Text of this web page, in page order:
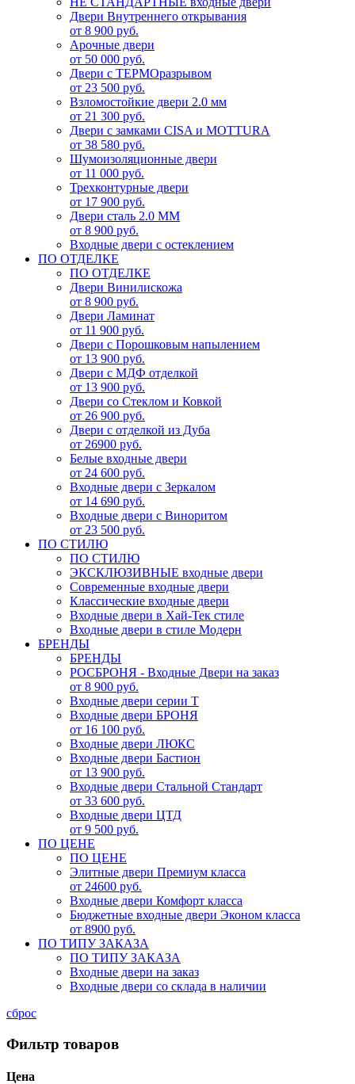
Двери Внутреннего открывания
от 8 900 руб.
Арочные двери
от 50 000 руб.
Двери с ТЕРМОразрывом
от 23 500 руб.
Взломостойкие двери 2.0 мм
от 21 300 руб.
Двери с замками CISA и MOTTURA
от 38 580 руб.
Шумоизоляционные двери
от 11 000 руб.
Трехконтурные двери
от 17 900 руб.
Двери сталь 2.0 ММ
от 8 900 руб.
Входные двери с остеклением
ПО ОТДЕЛКЕ
ПО ОТДЕЛКЕ
Двери Винилискожа
от 8 900 руб.
Двери Ламинат
от 11 900 руб.
Двери с Порошковым напылением
от 13 900 руб.
Двери с МДФ отделкой
от 13 900 руб.
Двери со Стеклом и Ковкой
от 26 900 руб.
Двери с отделкой из Дуба
от 26900 руб.
Белые входные двери
от 24 600 руб.
Входные двери с Зеркалом
от 14 690 руб.
Входные двери с Виноритом
от 23 500 руб.
ПО СТИЛЮ
ПО СТИЛЮ
ЭКСКЛЮЗИВНЫЕ входные двери
Современные входные двери
Классические входные двери
Входные двери в Хай-Тек стиле
Входные двери в стиле Модерн
БРЕНДЫ
БРЕНДЫ
РОСБРОНЯ - Входные Двери на заказ
от 8 900 руб.
Входные двери серии Т
Входные двери БРОНЯ
от 16 100 руб.
Входные двери ЛЮКС
Входные двери Бастион
от 13 900 руб.
Входные двери Стальной Стандарт
от 33 600 руб.
Входные двери ЦТД
от 9 500 руб.
ПО ЦЕНЕ
ПО ЦЕНЕ
Элитные двери Премиум класса
от 24600 руб.
Входные двери Комфорт класса
Бюджетные входные двери Эконом класса
от 8900 руб.
ПО ТИПУ ЗАКАЗА
ПО ТИПУ ЗАКАЗА
Входные двери на заказ
Входные двери со склада в наличии
сброс
Фильтр товаров
Цена